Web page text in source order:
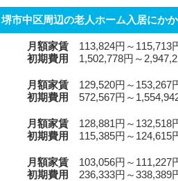
堺市中区周辺の老人ホーム入居にか
月額家賃 113,824円～115,713
初期費用
1,502,778円～
月額家賃 129,520円～153,267
初期費用
572,567円～
月額家賃 128,881円～132,518
初期費用
115,385円～124,615
月額家賃 103,056円～111,227
初期費用
236,333円～338,389